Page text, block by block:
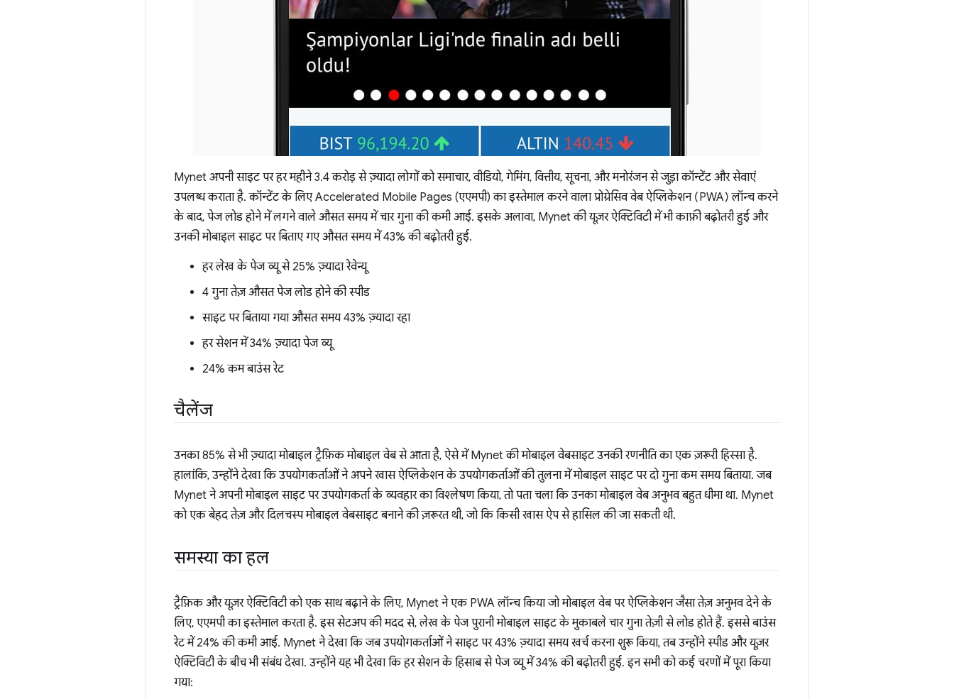
Mynet अपनी साइट पर हर महीने 3.4 करोड़ से ज़्यादा लोगों को समाचार, वीडियो, गेमिंग, वित्तीय, सूचना, और मनोरंजन से जुड़ा कॉन्टेंट और सेवाएं
उपलब्ध कराता है. कॉन्टेंट के लिए Accelerated Mobile Pages (एएमपी) का इस्तेमाल करने वाला प्रोग्रेसिव वेब ऐप्लिकेशन (PWA) लॉन्च करने
के बाद, पेज लोड होने में लगने वाले औसत समय में चार गुना की कमी आई. इसके अलावा, Mynet की यूज़र ऐक्टिविटी में भी काफ़ी बढ़ोतरी हुई और
उनकी मोबाइल साइट पर बिताए गए औसत समय में 43% की बढ़ोतरी हुई.
हर लेख के पेज व्यू से 25% ज़्यादा रेवेन्यू
4 गुना तेज़ औसत पेज लोड होने की स्पीड
साइट पर बिताया गया औसत समय 43% ज़्यादा रहा
हर सेशन में 34% ज़्यादा पेज व्यू
24% कम बाउंस रेट
चैलेंज
उनका 85% से भी ज़्यादा मोबाइल ट्रैफ़िक मोबाइल वेब से आता है, ऐसे में Mynet की मोबाइल वेबसाइट उनकी रणनीति का एक ज़रूरी हिस्सा है.
हालांकि, उन्होंने देखा कि उपयोगकर्ताओं ने अपने खास ऐप्लिकेशन के उपयोगकर्ताओं की तुलना में मोबाइल साइट पर दो गुना कम समय बिताया. जब
Mynet ने अपनी मोबाइल साइट पर उपयोगकर्ता के व्यवहार का विश्लेषण किया, तो पता चला कि उनका मोबाइल वेब अनुभव बहुत धीमा था. Mynet
को एक बेहद तेज़ और दिलचस्प मोबाइल वेबसाइट बनाने की ज़रूरत थी, जो कि किसी खास ऐप से हासिल की जा सकती थी.
समस्या का हल
ट्रैफ़िक और यूज़र ऐक्टिविटी को एक साथ बढ़ाने के लिए, Mynet ने एक PWA लॉन्च किया जो मोबाइल वेब पर ऐप्लिकेशन जैसा तेज़ अनुभव देने के
लिए, एएमपी का इस्तेमाल करता है. इस सेटअप की मदद से, लेख के पेज पुरानी मोबाइल साइट के मुकाबले चार गुना तेज़ी से लोड होते हैं. इससे बाउंस
रेट में 24% की कमी आई. Mynet ने देखा कि जब उपयोगकर्ताओं ने साइट पर 43% ज़्यादा समय खर्च करना शुरू किया, तब उन्होंने स्पीड और यूज़र
ऐक्टिविटी के बीच भी संबंध देखा. उन्होंने यह भी देखा कि हर सेशन के हिसाब से पेज व्यू में 34% की बढ़ोतरी हुई. इन सभी को कई चरणों में पूरा किया
गया: